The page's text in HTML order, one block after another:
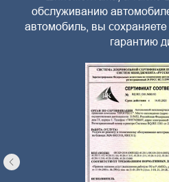
обслуживанию
автомобиль, вы
гарантию